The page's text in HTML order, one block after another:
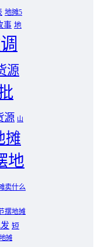
地摊5
事 地
源
源 山
摊
地
卖什么
摆地摊
短
摊